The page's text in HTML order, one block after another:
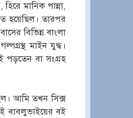
মানিক পান্না,
হয়েছিল। তারপর
বিভিন্ন বাংলা
মাইন যুদ্ধ।
বা সংগ্রহ
আমি তখন সিক্স
বাবলুভাইয়ের বই